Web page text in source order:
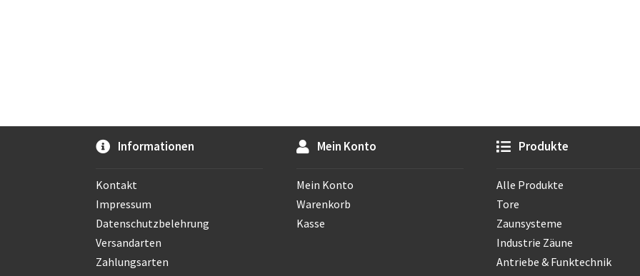
Informationen
Kontakt
Impressum
Datenschutzbelehrung
Versandarten
Zahlungsarten
Mein Konto
Mein Konto
Warenkorb
Kasse
Produkte
Alle Produkte
Tore
Zaunsysteme
Industrie Zäune
Antriebe & Funktechnik